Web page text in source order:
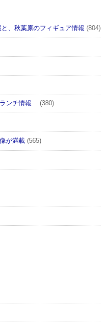
、秋葉原のフィギュア情報 (804)
ンチ情報 (380)
が満載 (565)